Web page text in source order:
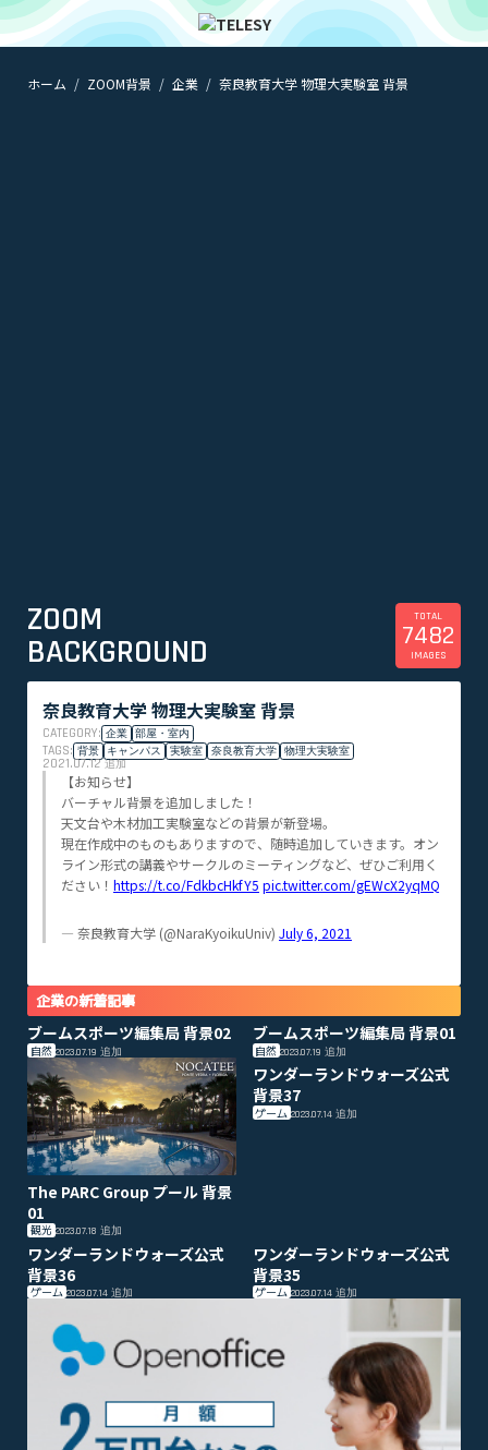
ホーム
ホーム ZOOM背景 企業 奈良教育大学 物理大実験室 背景
ZOOM
BACKGROUND
TOTAL
7482
IMAGES
奈良教育大学 物理大実験室 背景
CATEGORY: 企業 部屋・室内
TAGS: 背景 キャンパス 実験室 奈良教育大学 物理大実験室
2021.07.12追加
【お知らせ】
バーチャル背景を追加しました！
天文台や木材加工実験室などの背景が新登場。
現在作成中のものもありますので、随時追加していきます。オン
ライン形式の講義やサークルのミーティングなど、ぜひご利用く
ださい！ https://t.co/FdkbcHkfY5 pic.twitter.com/gEWcX2yqMQ
— 奈良教育大学 (@NaraKyoikuUniv) July 6, 2021
企業の新着記事
ブームスポーツ編集局 背景02
自然 2023.07.19 追加
ブームスポーツ編集局 背景01
自然 2023.07.19追加
The PARC Group プール 背景
01
観光 2023.07.18 追加
ワンダーランドウォーズ公式
背景37
ゲーム 2023.07.14追加
ワンダーランドウォーズ公式
背景36
ゲーム 2023.07.14 追加
ワンダーランドウォーズ公式
背景35
ゲーム 2023.07.14追加